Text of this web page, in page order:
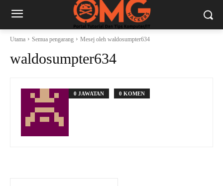
Utama Semua pengarang Mesej oleh waldosumpter634
waldosumpter634
0 JAWATAN 0 KOMEN